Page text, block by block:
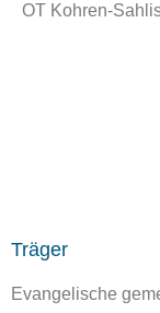
OT Kohren-
Träger
Evangelische